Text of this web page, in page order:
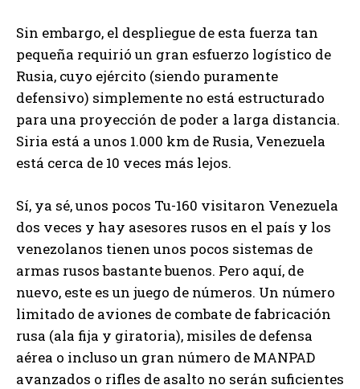
Sin embargo, el despliegue de esta fuerza tan
pequeña requirió un gran esfuerzo logístico de
Rusia, cuyo ejército (siendo puramente
defensivo) simplemente no está estructurado
para una proyección de poder a larga distancia.
Siria está a unos 1.000 km de Rusia, Venezuela
está cerca de 10 veces más lejos.
Sí, ya sé, unos pocos Tu-160 visitaron Venezuela
dos veces y hay asesores rusos en el país y los
venezolanos tienen unos pocos sistemas de
armas rusos bastante buenos. Pero aquí, de
nuevo, este es un juego de números. Un número
limitado de aviones de combate de fabricación
rusa (ala fija y giratoria), misiles de defensa
aérea o incluso un gran número de MANPAD
avanzados o rifles de asalto no serán suficientes